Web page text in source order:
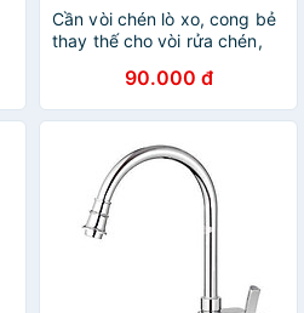
Cần vòi chén lò xo, cong bẻ
thay thế cho vòi rửa chén,
90.000 đ